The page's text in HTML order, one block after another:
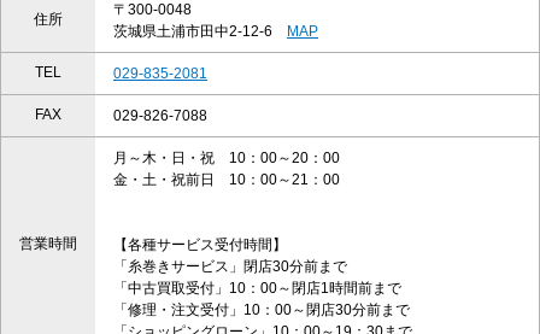
住所
〒300-0048
茨城県土浦市田中2-12-6
MAP
TEL 029-835-2081
FAX 029-826-7088
営業時間
月～木・日・祝 10：00～20：00
金・土・祝前日 10：00～21：00
【各種サービス受付時間】
「糸巻きサービス」閉店30分前まで
「中古買取受付」10：00～閉店1時間前まで
「修理・注文受付」10：00～閉店30分前まで